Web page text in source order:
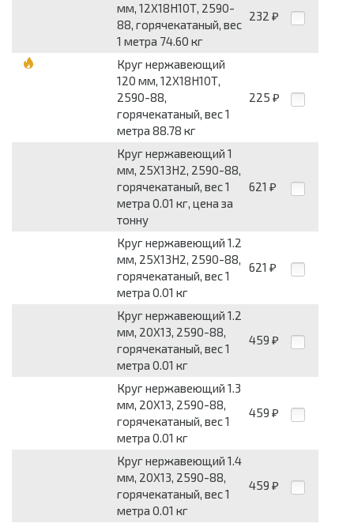
мм, 12Х18Н10Т, 2590-
88, горячекатаный, вес
1 метра 74.60 кг
232 ₽
Круг нержавеющий
120 мм, 12Х18Н10Т,
2590-88,
горячекатаный, вес 1
метра 88.78 кг
225 ₽
Круг нержавеющий 1
мм, 25Х13Н2, 2590-88,
горячекатаный, вес 1
метра 0.01 кг, цена за
тонну
621 ₽
Круг нержавеющий 1.2
мм, 25Х13Н2, 2590-88,
горячекатаный, вес 1
метра 0.01 кг
621 ₽
Круг нержавеющий 1.2
мм, 20Х13, 2590-88,
горячекатаный, вес 1
метра 0.01 кг
459 ₽
Круг нержавеющий 1.3
мм, 20Х13, 2590-88,
горячекатаный, вес 1
метра 0.01 кг
459 ₽
Круг нержавеющий 1.4
мм, 20Х13, 2590-88,
горячекатаный, вес 1
метра 0.01 кг
459 ₽